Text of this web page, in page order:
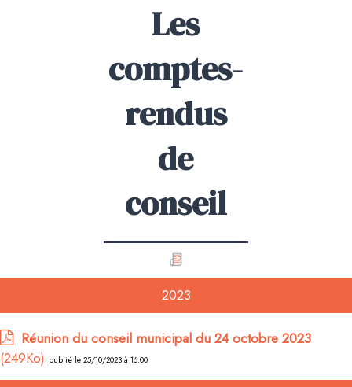
Les
comptes-
rendus
de
conseil
2023
Réunion du conseil municipal du 24 octobre 2023
(249Ko) publié le 25/10/2023 à 16:00